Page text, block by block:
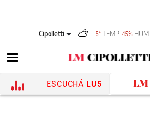
Cipolletti 5°TEMP 45% HUM
ESCUCHÁ LU5